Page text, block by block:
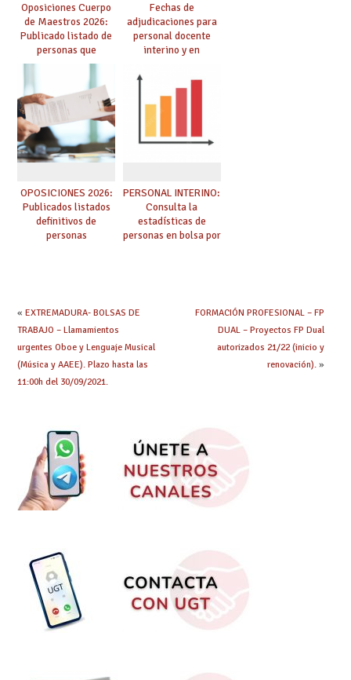
Oposiciones Cuerpo
de Maestros 2026:
Publicado listado de
personas que
adquieren nueva
especialidad
Fechas de
adjudicaciones para
personal docente
interino y en
debes saber
OPOSICIONES 2026:
Publicados listados
definitivos de
personas
PERSONAL INTERINO:
Consulta la
estadísticas de
personas en bolsa por
« EXTREMADURA- BOLSAS DE
TRABAJO – Llamamientos
urgentes Oboe y Lenguaje Musical
(Música y AAEE). Plazo hasta las
11:00h del 30/09/2021.
FORMACIÓN PROFESIONAL – FP
DUAL – Proyectos FP Dual
autorizados 21/22 (inicio y
renovación).»